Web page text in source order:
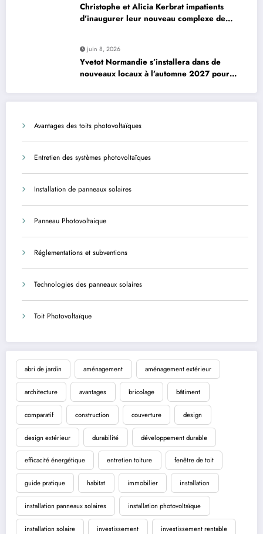
Christophe et Alicia Kerbrat impatients
d’inaugurer leur nouveau complexe de
juin 8, 2026
Yvetot Normandie s’installera dans de
nouveaux locaux à l’automne 2027 pour
Avantages des toits photovoltaïques
Entretien des systèmes photovoltaïques
Installation de panneaux solaires
Panneau Photovoltaique
Réglementations et subventions
Technologies des panneaux solaires
Toit Photovoltaïque
abri de jardin aménagement aménagement extérieur
architecture avantages bricolage bâtiment
comparatif construction couverture design
design extérieur durabilité développement durable
efficacité énergétique entretien toiture fenêtre de toit
guide pratique habitat immobilier installation
installation panneaux solaires installation photovoltaïque
installation solaire investissement investissement rentable